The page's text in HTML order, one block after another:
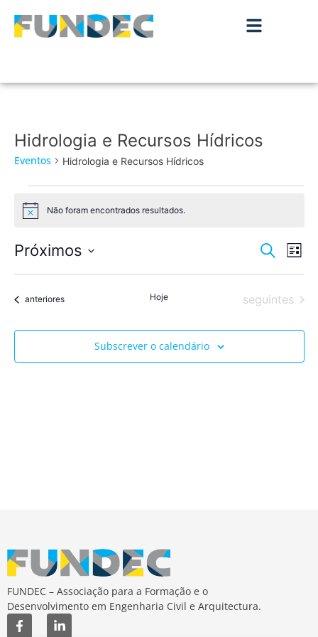
Hidrologia e Recursos Hídricos
Eventos Hidrologia e Recursos Hídricos
Aviso Não foram encontrados resultados.
de
e
Pesquisar
de
de
Lista
Próximos
a
Eventos
anteriores Hoje Eventos
seguintes
Subscrever o calendário
FUNDEC – Associação para a Formação e o
Desenvolvimento em Engenharia Civil e Arquitectura.